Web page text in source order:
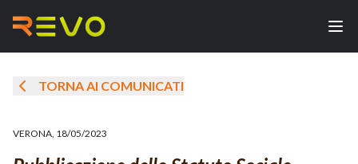
TORNA AI COMUNICATI
VERONA, 18/05/2023